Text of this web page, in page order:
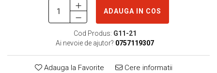
ADAUGA IN COS
Cod Produs: G11-21
Ai nevoie de ajutor? 0757119307
Adauga la Favorite Cere informatii